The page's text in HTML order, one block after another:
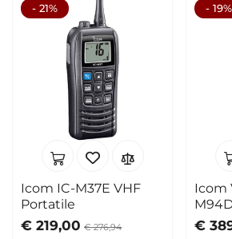
- 21%
Icom IC-M37E VHF
Portatile
€ 219,00 € 276,94
- 19%
Icom
€